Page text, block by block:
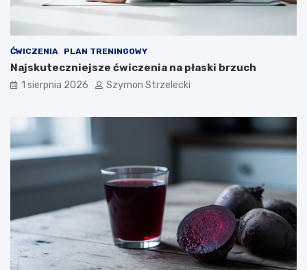
ĆWICZENIA PLAN TRENINGOWY
Najskuteczniejsze ćwiczenia na płaski brzuch
1 sierpnia 2026 Szymon Strzelecki